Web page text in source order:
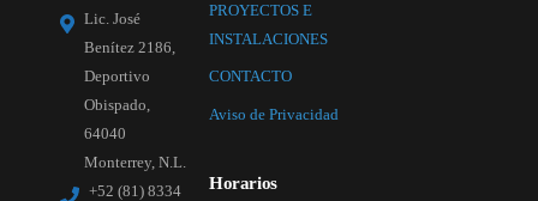
Lic. José
Benítez 2186,
Deportivo
Obispado,
64040
Monterrey, N.L.
+52 (81) 8334
PROYECTOS E
INSTALACIONES
CONTACTO
Aviso de Privacidad
Horarios